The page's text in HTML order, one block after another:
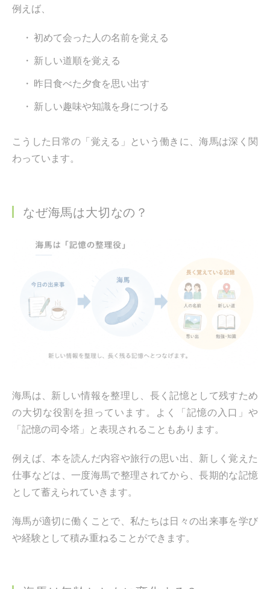
例えば、
初めて会った人の名前を覚える
新しい道順を覚える
昨日食べた夕食を思い出す
新しい趣味や知識を身につける
こうした日常の「覚える」という働きに、海馬は深く関
わっています。
なぜ海馬は大切なの？
海馬は、新しい情報を整理し、長く記憶として残すため
の大切な役割を担っています。よく「記憶の入口」や
「記憶の司令塔」と表現されることもあります。
例えば、本を読んだ内容や旅行の思い出、新しく覚えた
仕事などは、一度海馬で整理されてから、長期的な記憶
として蓄えられていきます。
海馬が適切に働くことで、私たちは日々の出来事を学び
や経験として積み重ねることができます。